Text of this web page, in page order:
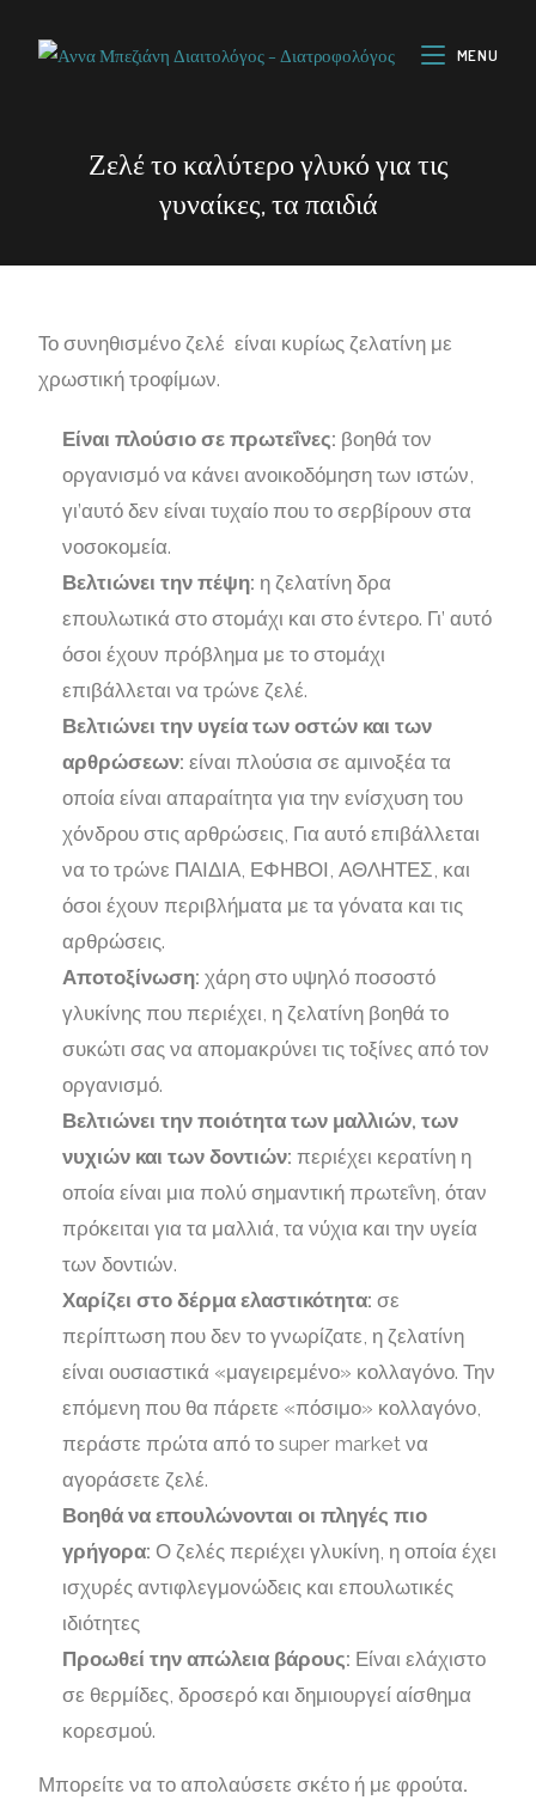
MENU
Ζελέ το καλύτερο γλυκό για τις
γυναίκες, τα παιδιά
Το συνηθισμένο ζελέ είναι κυρίως ζελατίνη με
χρωστική τροφίμων.
Είναι πλούσιο σε πρωτεΐνες: βοηθά τον
οργανισμό να κάνει ανοικοδόμηση των ιστών,
γι’αυτό δεν είναι τυχαίο που το σερβίρουν στα
νοσοκομεία.
Βελτιώνει την πέψη: η ζελατίνη δρα
επουλωτικά στο στομάχι και στο έντερο. Γι’ αυτό
όσοι έχουν πρόβλημα με το στομάχι
επιβάλλεται να τρώνε ζελέ.
Βελτιώνει την υγεία των οστών και των
αρθρώσεων: είναι πλούσια σε αμινοξέα τα
οποία είναι απαραίτητα για την ενίσχυση του
χόνδρου στις αρθρώσεις, Για αυτό επιβάλλεται
να το τρώνε ΠΑΙΔΙΑ, ΕΦΗΒΟΙ, ΑΘΛΗΤΕΣ, και
όσοι έχουν περιβλήματα με τα γόνατα και τις
αρθρώσεις.
Αποτοξίνωση: χάρη στο υψηλό ποσοστό
γλυκίνης που περιέχει, η ζελατίνη βοηθά το
συκώτι σας να απομακρύνει τις τοξίνες από τον
οργανισμό.
Βελτιώνει την ποιότητα των μαλλιών, των
νυχιών και των δοντιών: περιέχει κερατίνη η
οποία είναι μια πολύ σημαντική πρωτεΐνη, όταν
πρόκειται για τα μαλλιά, τα νύχια και την υγεία
των δοντιών.
Χαρίζει στο δέρμα ελαστικότητα: σε
περίπτωση που δεν το γνωρίζατε, η ζελατίνη
είναι ουσιαστικά «μαγειρεμένο» κολλαγόνο. Την
επόμενη που θα πάρετε «πόσιμο» κολλαγόνο,
περάστε πρώτα από το super market να
αγοράσετε ζελέ.
Βοηθά να επουλώνονται οι πληγές πιο
γρήγορα: Ο ζελές περιέχει γλυκίνη, η οποία έχει
ισχυρές αντιφλεγμονώδεις και επουλωτικές
ιδιότητες
Προωθεί την απώλεια βάρους: Είναι ελάχιστο
σε θερμίδες, δροσερό και δημιουργεί αίσθημα
κορεσμού.
Μπορείτε να το απολαύσετε σκέτο ή με φρούτα.